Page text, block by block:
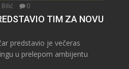
Bilić 0
TIM ZA NOVU
predstavio je večeras
u prelepom ambijentu